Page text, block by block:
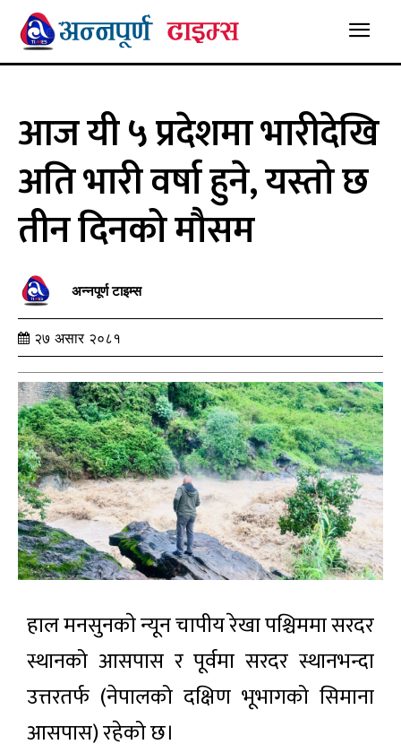
आज यी ५ प्रदेशमा भारीदेखि
अति भारी वर्षा हुने, यस्तो छ
तीन दिनको मौसम
अन्नपूर्ण टाइम्स
२७ असार २०८१
हाल मनसुनकाे न्यून चापीय रेखा पश्चिममा सरदर
स्थानको आसपास र पूर्वमा सरदर स्थानभन्दा
उत्तरतर्फ (नेपालको दक्षिण भूभागको सिमाना
आसपास) रहेको छ।